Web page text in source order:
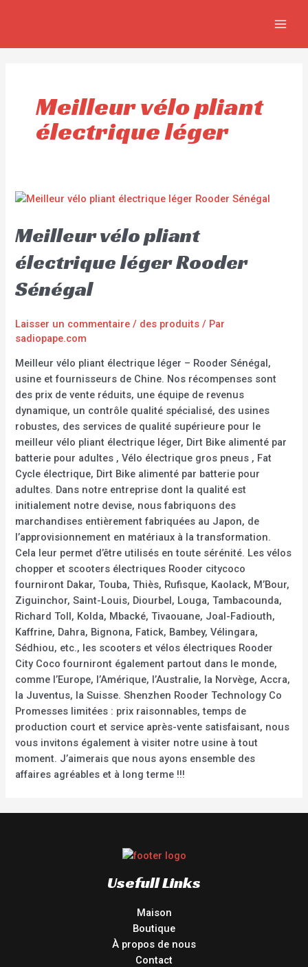
Meilleur vélo pliant
électrique léger
Meilleur vélo pliant
électrique léger Rooder
Sénégal
Laisser un commentaire / des produits / Par
sadiopape.com
Meilleur vélo pliant électrique léger – Rooder Sénégal,
usine et fournisseurs de Chine. Nos récompenses sont
des prix de vente réduits, une équipe de revenus
dynamique, un contrôle qualité spécialisé, des usines
robustes, des services de qualité supérieure pour le
meilleur vélo pliant électrique léger, Dirt Bike alimenté par
batterie pour adultes , Vélo électrique gros pneus , Fat
Cycle électrique, Dirt Bike alimenté par batterie pour
adultes. Dans notre entreprise dont la qualité est
initialement notre devise, nous fabriquons des
marchandises entièrement fabriquées au Japon, de
l’approvisionnement en matériaux à la transformation.
Cela leur permet d’être utilisés en toute sérénité. Les vélos
chopper et scooters électriques Rooder citycoco
fourniront Dakar, Touba, Thiès, Rufisque, Kaolack, M’Bour,
Ziguinchor, Saint-Louis, Diourbel, Louga, Tambacounda,
Richard Toll, Kolda, Mbacké, Tivaouane, Joal-Fadiouth,
Kaffrine, Dahra, Bignona, Fatick, Bambey, Vélingara,
Sédhiou, etc., les scooters et vélos électriques Rooder
City Coco fourniront également partout dans le monde,
comme l’Europe, l’Amérique, l’Australie, la Norvège, Accra,
la Juventus, la Suisse. Shenzhen Rooder Technology Co
Promesses limitées : prix raisonnables, temps de
production court et service après-vente satisfaisant, nous
vous invitons également à visiter notre usine à tout
moment. J’aimerais que nous ayons ensemble des
affaires agréables et à long terme !!!
Usefull Links
Maison
Boutique
À propos de nous
Contact